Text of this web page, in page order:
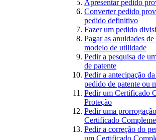
Apresentar pedido
Converter pedido
pedido definitivo
Fazer um pedido
Pagar as anuidades
modelo de utilidade
Pedir a pesquisa de
de patente
Pedir a antecipação
pedido de patente ou
Pedir um Certificado
Proteção
Pedir uma
Certificado
Pedir a correção do
um Certificado